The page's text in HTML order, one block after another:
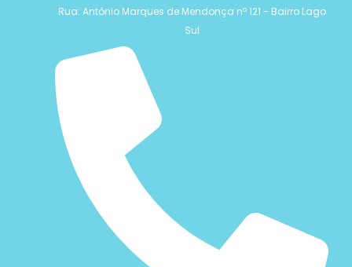
Rua: Antônio Marques de Mendonça nº 121 - Bairro Lago
Sul